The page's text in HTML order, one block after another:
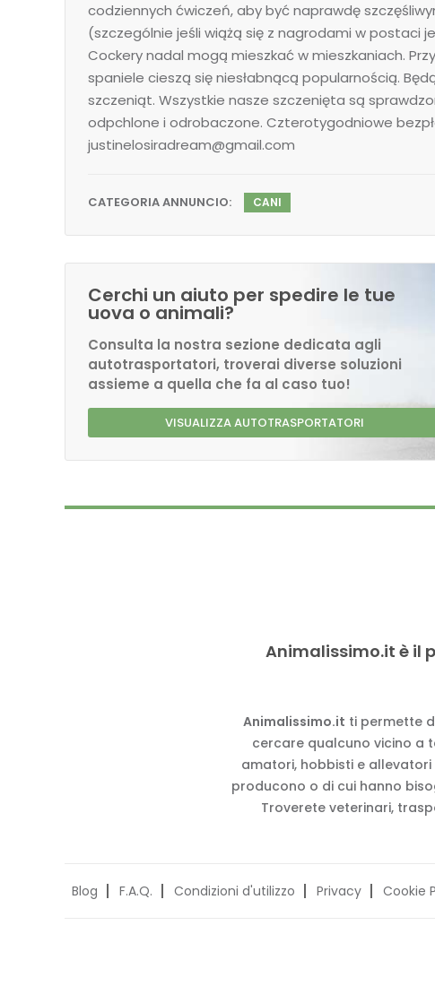
codziennych ćwiczeń, aby być naprawdę
(szczególnie jeśli wiążą się z nagrodami w postaci
Cockery nadal mogą mieszkać w mieszkaniach.
spaniele cieszą się niesłabnącą popularnością.
szczeniąt. Wszystkie nasze szczenięta są
odpchlone i odrobaczone. Czterotygodniowe
justinelosiradream@gmail.com
CATEGORIA ANNUNCIO: CANI
Cerchi un aiuto per spedire le tue
uova o animali?
Consulta la nostra sezione dedicata agli
autotrasportatori, troverai diverse soluzioni
assieme a quella che fa al caso tuo!
VISUALIZZA AUTOTRASPORTATORI
Animalissimo.it è il
Animalissimo.it ti permette
cercare qualcuno vicino a
amatori, hobbisti e
producono o di cui hanno
Troverete veterinari,
Blog F.A.Q. Condizioni d'utilizzo Privacy Cookie